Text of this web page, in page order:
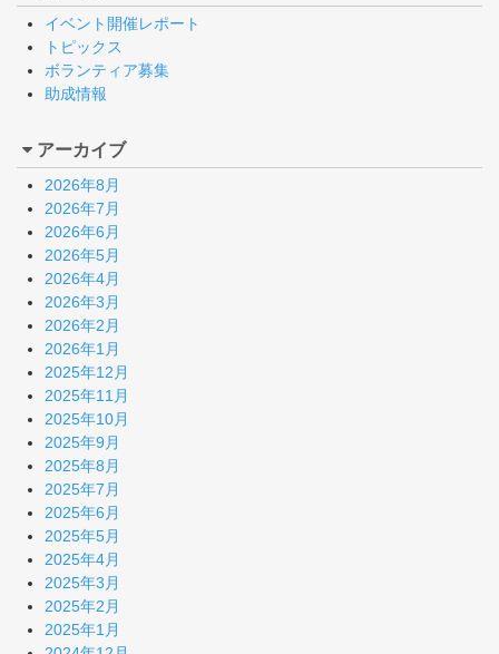
イベント開催レポート
トピックス
ボランティア募集
助成情報
アーカイブ
2026年8月
2026年7月
2026年6月
2026年5月
2026年4月
2026年3月
2026年2月
2026年1月
2025年12月
2025年11月
2025年10月
2025年9月
2025年8月
2025年7月
2025年6月
2025年5月
2025年4月
2025年3月
2025年2月
2025年1月